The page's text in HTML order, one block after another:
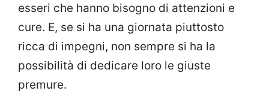
esseri che hanno bisogno di attenzioni e
cure. E, se si ha una giornata piuttosto
ricca di impegni, non sempre si ha la
possibilità di dedicare loro le giuste
premure.